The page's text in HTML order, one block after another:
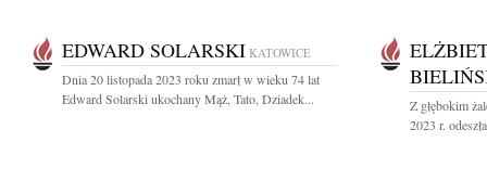
EDWARD SOLARSKI KATOWICE
Dnia 20 listopada 2023 roku zmarł w wieku 74 lat
Edward Solarski ukochany Mąż, Tato, Dziadek...
Z głębokim
2023 r.